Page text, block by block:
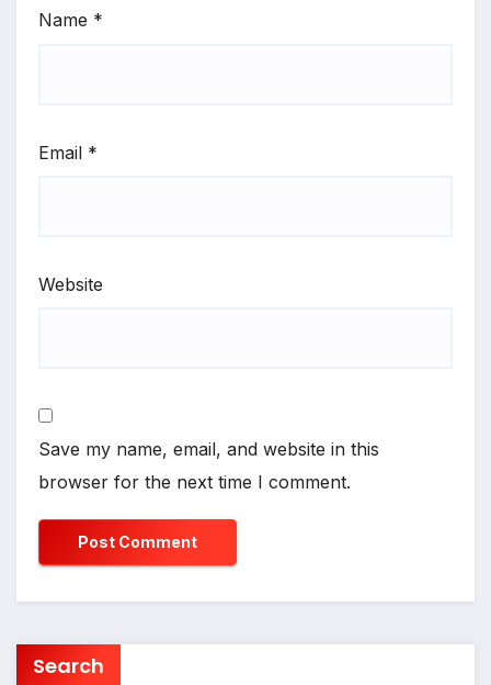
Name *
Email *
Website
Save my name, email, and website in this
browser for the next time I comment.
Search